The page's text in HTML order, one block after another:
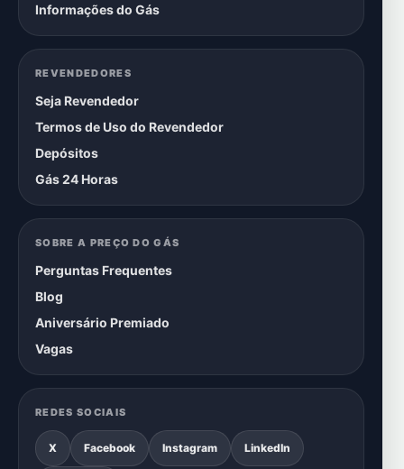
Informações do Gás
REVENDEDORES
Seja Revendedor
Termos de Uso do Revendedor
Depósitos
Gás 24 Horas
SOBRE A PREÇO DO GÁS
Perguntas Frequentes
Blog
Aniversário Premiado
Vagas
REDES SOCIAIS
X Facebook Instagram LinkedIn